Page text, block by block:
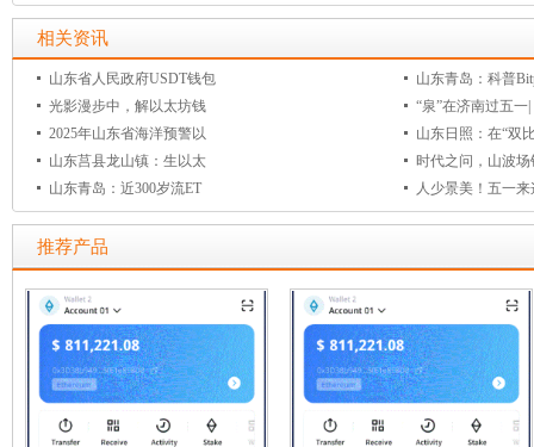
相关资讯
山东省人民政府USDT钱包
山东青岛：科普
光影漫步中，解以太坊钱
“泉”在济南过五一|
2025年山东省海洋预警以
山东日照：在“双
山东莒县龙山镇：生以太
时代之问，山波场
山东青岛：近300岁流ET
人少景美！五一
推荐产品